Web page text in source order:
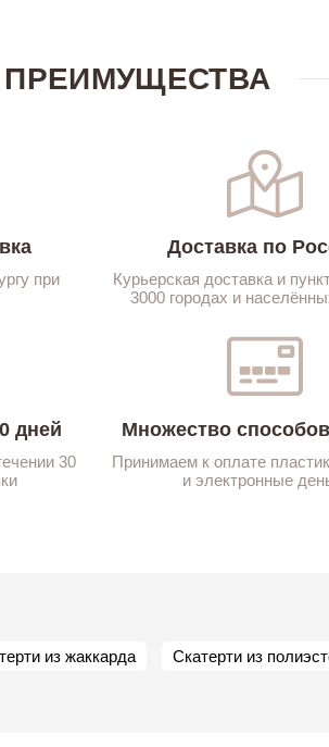
при
Доставка по
Курьерская доставка и
3000 городах и
дней
30
Множество
Принимаем к оплате
и электронные
из жаккарда Скатерти из